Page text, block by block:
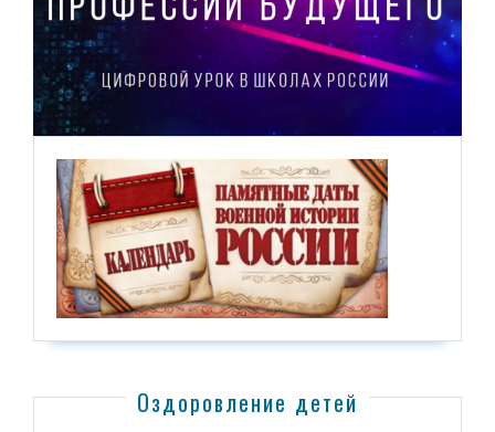
Оздоровление детей